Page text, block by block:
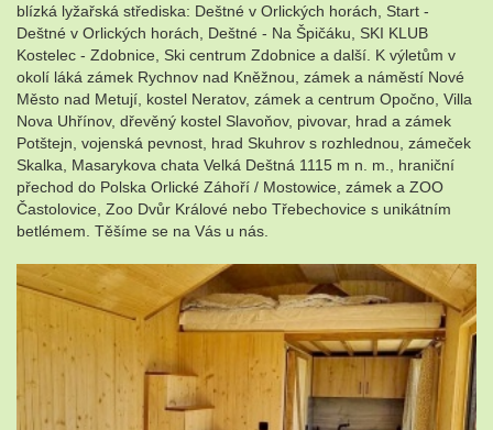
blízká lyžařská střediska: Deštné v Orlických horách, Start -
Deštné v Orlických horách, Deštné - Na Špičáku, SKI KLUB
Kostelec - Zdobnice, Ski centrum Zdobnice a další. K výletům v
okolí láká zámek Rychnov nad Kněžnou, zámek a náměstí Nové
Město nad Metují, kostel Neratov, zámek a centrum Opočno, Villa
Nova Uhřínov, dřevěný kostel Slavoňov, pivovar, hrad a zámek
Potštejn, vojenská pevnost, hrad Skuhrov s rozhlednou, zámeček
Skalka, Masarykova chata Velká Deštná 1115 m n. m., hraniční
přechod do Polska Orlické Záhoří / Mostowice, zámek a ZOO
Častolovice, Zoo Dvůr Králové nebo Třebechovice s unikátním
betlémem. Těšíme se na Vás u nás.